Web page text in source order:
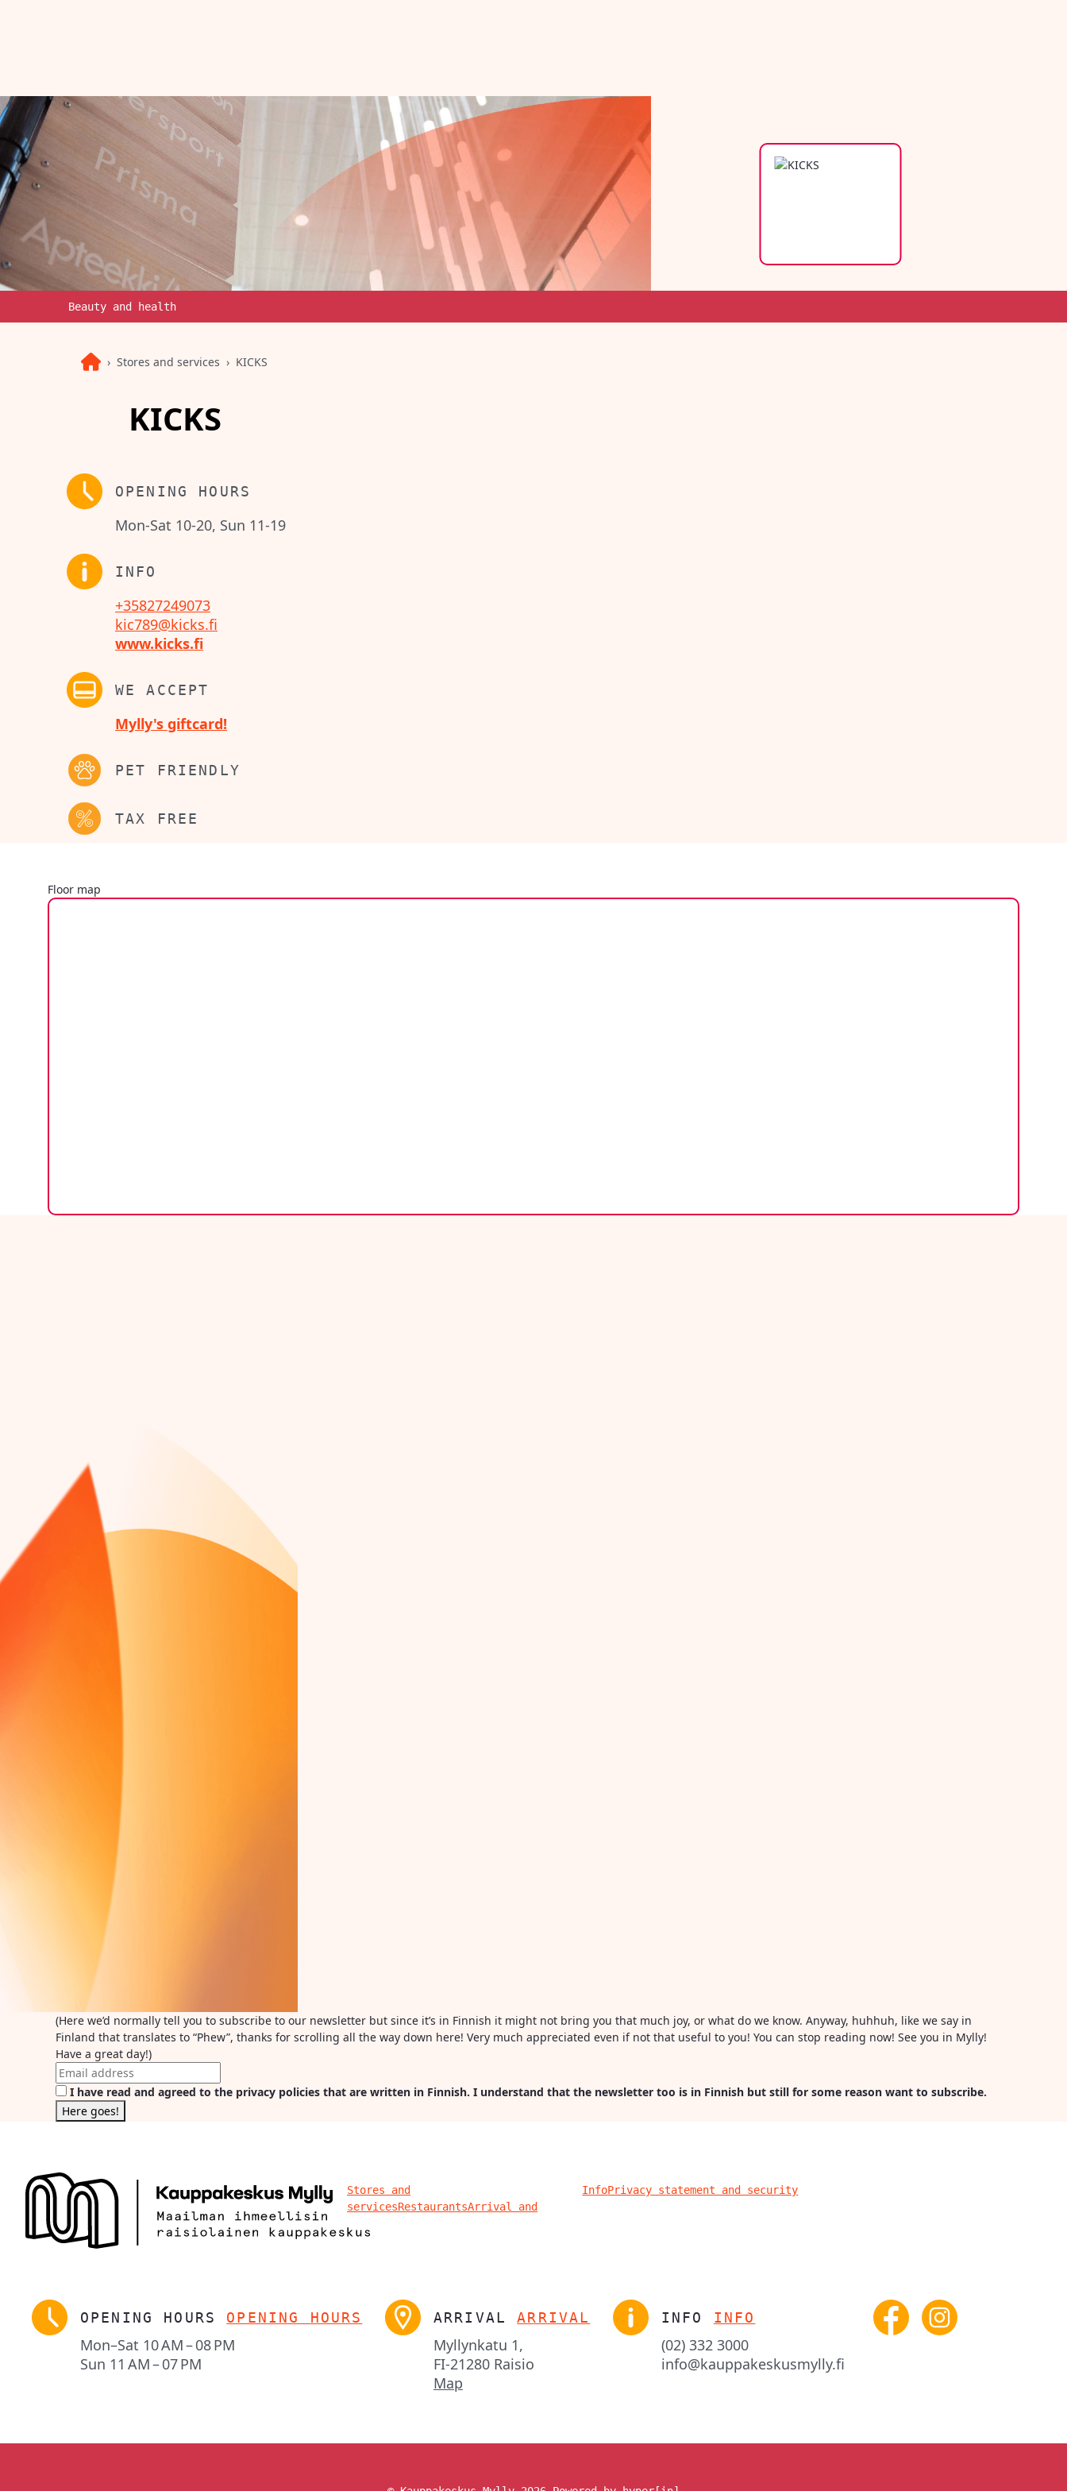
Beauty and health
Stores and services KICKS
KICKS
OPENING HOURS
Mon-Sat 10-20, Sun 11-19
INFO
+35827249073
kic789@kicks.fi
www.kicks.fi
WE ACCEPT
Mylly's giftcard!
PET FRIENDLY
TAX FREE
Floor map
(Here we’d normally tell you to subscribe to our newsletter but since it’s in Finnish it might not bring you that much joy, or what do we know. Anyway, huhhuh, like we say in
Finland that translates to “Phew”, thanks for scrolling all the way down here! Very much appreciated even if not that useful to you! You can stop reading now! See you in Mylly!
Have a great day!)
I have read and agreed to the privacy policies that are written in Finnish. I understand that the newsletter too is in Finnish but still for some reason want to subscribe.
Stores and
servicesRestaurantsArrival and
InfoPrivacy statement and security
OPENING HOURS OPENING HOURS
Mon–Sat 10 AM – 08 PM
Sun 11 AM – 07 PM
ARRIVAL ARRIVAL
Myllynkatu 1,
FI-21280 Raisio
Map
INFO INFO
(02) 332 3000
info@kauppakeskusmylly.fi